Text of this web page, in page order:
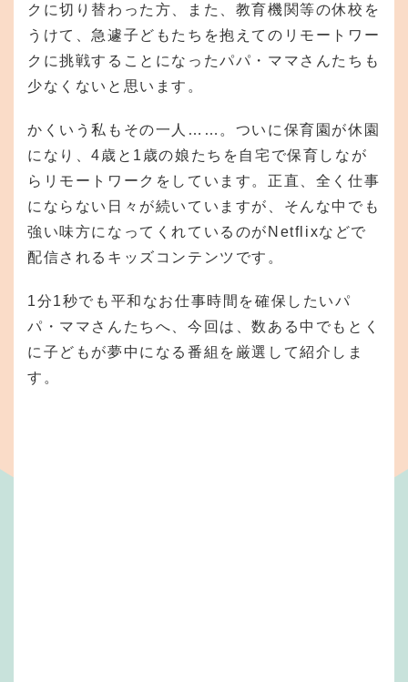
クに切り替わった方、また、教育機関等の休校を
うけて、急遽子どもたちを抱えてのリモートワー
クに挑戦することになったパパ・ママさんたちも
少なくないと思います。
かくいう私もその一人……。ついに保育園が休園
になり、4歳と1歳の娘たちを自宅で保育しなが
らリモートワークをしています。正直、全く仕事
にならない日々が続いていますが、そんな中でも
強い味方になってくれているのがNetflixなどで
配信されるキッズコンテンツです。
1分1秒でも平和なお仕事時間を確保したいパ
パ・ママさんたちへ、今回は、数ある中でもとく
に子どもが夢中になる番組を厳選して紹介しま
す。